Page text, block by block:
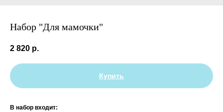
Набор "Для мамочки"
2 820 р.
Купить
В набор входит: